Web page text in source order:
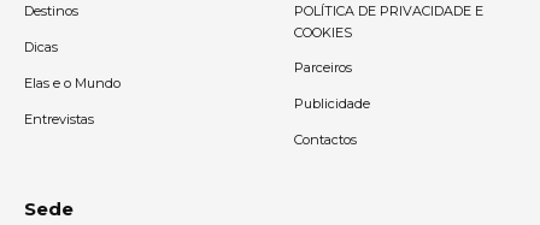
Destinos
Dicas
Elas e o Mundo
Entrevistas
POLÍTICA DE PRIVACIDADE E
COOKIES
Parceiros
Publicidade
Contactos
Sede